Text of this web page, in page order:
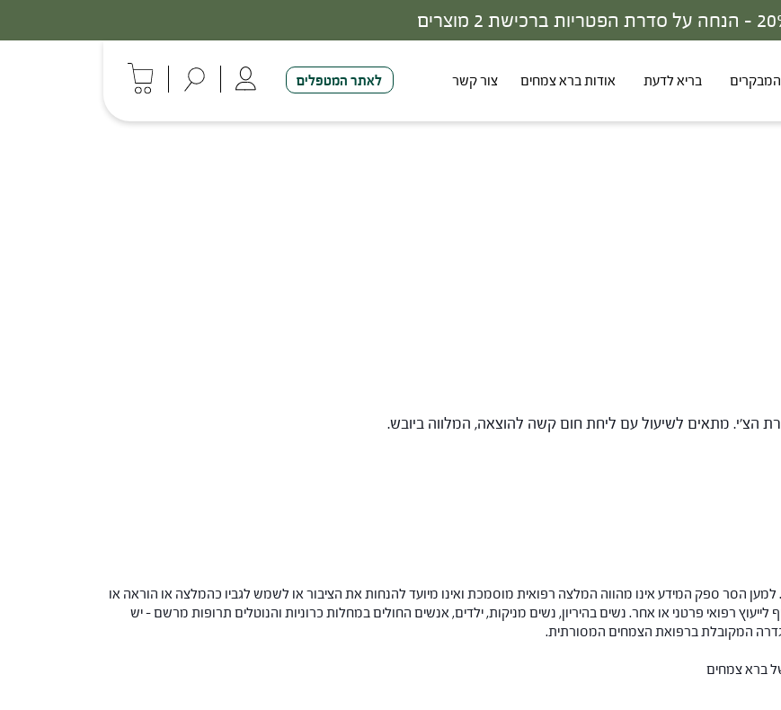
הפטריות ברכישת 2 מוצרים
בריא לדעת אודות ברא צמחים צור קשר לאתר המטפלים
הסר ספק המידע אינו מהווה המלצה רפואית מוסמכת ואינו מיועד להנחות את הציבור או לשמש לגביו כהמלצה או הוראה או
רפואי פרטני או אחר. נשים בהיריון, נשים מניקות, ילדים, אנשים החולים במחלות כרוניות והנוטלים תרופות מרשם – יש
המקובלת ברפואת הצמחים המסורתית.
ברא צמחים